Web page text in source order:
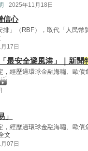
2025年11月18日
信心
」（RBF），取代「人民幣
17日
最安全避風港」｜新聞
經歷過環球金融海嘯、歐債
經歷過環球金融海嘯、歐債
文
07日